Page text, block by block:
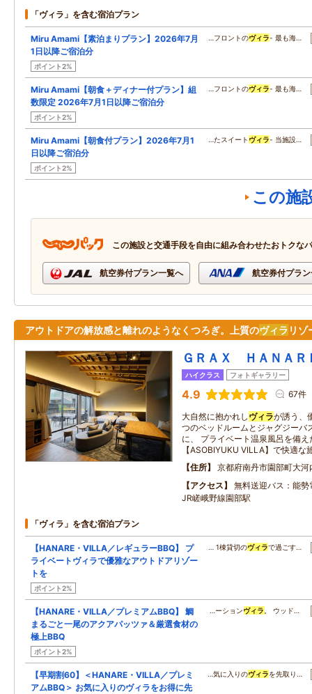
「ヴィラ」を含む宿泊プラン
Miru Amami【素泊まりプラン】2026年7月
1日以降ご宿泊分
ポイント2%
…フロントのヴィラ- 最も海…
Miru Amami【朝食＋ディナー付プラン】組
数限定 2026年7月1日以降ご宿泊分
ポイント2%
…フロントのヴィラ- 最も海…
Miru Amami【朝食付プラン】2026年7月1
日以降ご宿泊分
ポイント2%
…たスイート ヴィラ- 当施設…
この施
この施設と交通手段を自由に組み合わせたおトクな
航空券付プラン一覧へ 航空券付プラ
アウトドアの解放感と離れのようなくつろぎ。上質のヴィラ リゾ
ＧＲＡＸ ＨＡＮＡ
ハイクラス フォトギャラリー
4.9 67件
大自然に抱かれし ヴィラが誘う、
つのベッドルームとジャグジーバ
に、 プライベート温泉風呂を備
【ASOBIYUKU VILLA】で快適な
住所
京都府南丹市園部町大河
アクセス
無料送迎バス：能
JR嵯峨野線園部駅
「ヴィラ」を含む宿泊プラン
【HANARE・VILLA／レギュラーBBQ】 プ
ライベートヴィラで優雅なアウトドアリゾー
トを
ポイント2%
… 1棟貸切のヴィラで過ごす…
【HANARE・VILLA／プレミアムBBQ】 鯛
まるごと一尾のアクアパッツァ＆厳選食材の
極上BBQ
ポイント2%
…ーションヴィラ 。 ウッド…
【早期割60】＜HANARE・VILLA／プレミ
アムBBQ＞ お気に入りのヴィラをお得に先
…気に入りのヴィラを先取り…